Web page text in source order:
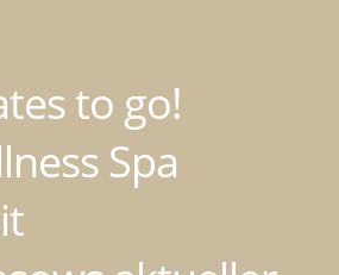
to go!
Spa